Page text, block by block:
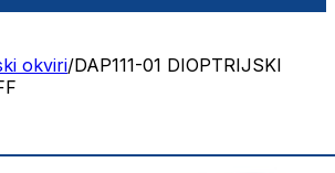
okviri/DAP111-01 DIOPTRIJSKI